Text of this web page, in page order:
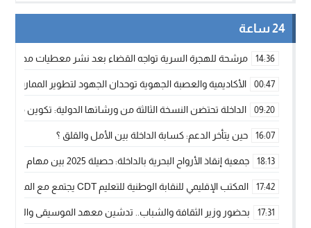
24 ساعة
14:36 مرشحة للهجرة السرية تواجه القضاء بعد نشر معطيات مضللة
00:47 الأكاديمية والعصبة الجهوية توحدان الجهود لتطوير الممارسة
09:20 الداخلة تحتضن النسخة الثالثة من ورشاتها الدولية: تكوين
16:07 حين يتأخر الدعم: كسابة الداخلة بين الأمل والقلق ؟
18:13 جمعية إنقاذ الأرواح البحرية بالداخلة: حصيلة 2025 بين مهام الإنقاذ ومشروع “دار البحار”
17:42 المكتب الإقليمي للنقابة الوطنية للتعليم CDT يجتمع مع المدير الإقليمي لمناقشة ملفات جوهرية لنساء ورجال التعليم
17:31 بحضور وزير الثقافة والشباب.. تدشين معهد الموسيقى والفنون